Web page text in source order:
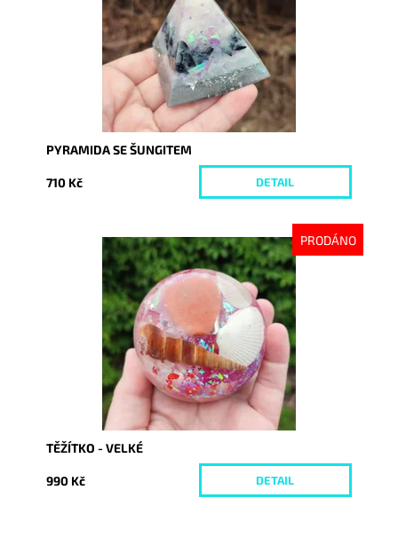
PYRAMIDA SE ŠUNGITEM
710 Kč DETAIL
PRODÁNO
Dostupnost:
Vyprodáno
8677
TĚŽÍTKO - VELKÉ
990 Kč DETAIL